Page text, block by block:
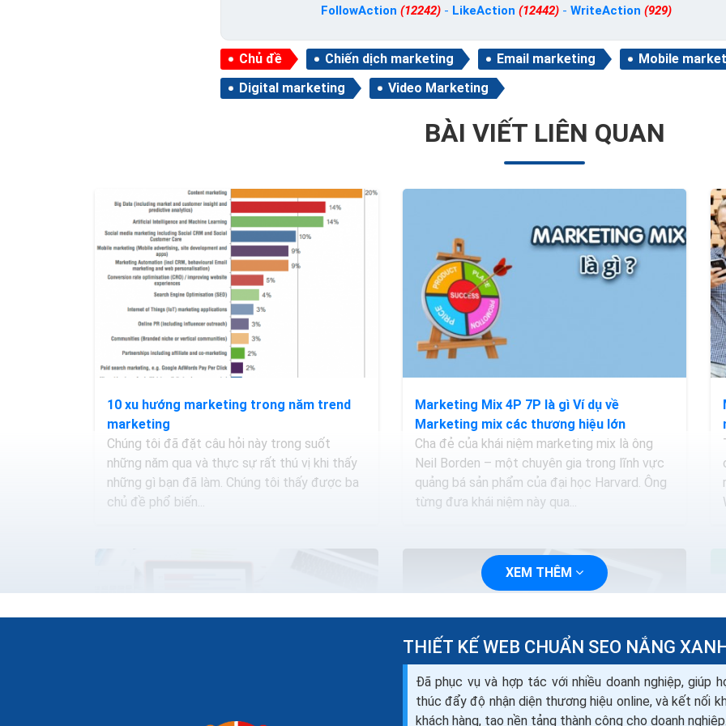
FollowAction (12242) - LikeAction (12442) - WriteAction (929)
Chủ đề Chiến dịch marketing Email marketing
Mobile
Digital marketing
Video Marketing
BÀI VIẾT LIÊN QUAN
10 xu hướng marketing trong năm trend
marketing
Chúng tôi đã đặt câu hỏi này trong suốt
những năm qua và thực sự rất thú vị khi thấy
những gì bạn đã làm. Chúng tôi thấy được ba
chủ đề phổ biến...
Marketing Mix 4P 7P là gì Ví dụ về
Marketing mix các thương hiệu lớn
Cha đẻ của khái niệm marketing mix là ông
Neil Borden – một chuyên gia trong lĩnh vực
quảng bá sản phẩm của đại học Harvard. Ông
từng đưa khái niệm này qua...
XEM THÊM
THIẾT KẾ WEB CHUẨN SEO NẮNG
Đã phục vụ và hợp tác với nhiều doanh nghiệp, giúp
thúc đẩy độ nhận diện thương hiệu online, và kết nối
khách hàng, tạo nền tảng thành công cho doanh